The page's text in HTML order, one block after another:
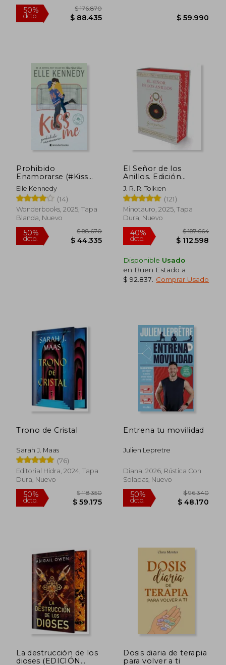
50%
dcto. $
Prohibido
Enamorarse (#Kiss
me 1)
Elle Kennedy
(14)
Wonderbooks, 2025, Tapa
Blanda, Nuevo
50%
dcto. $ 44.335
El Señor de los
Anillos. Edición
Ilustrada por el Autor
J. R. R. Tolkien
(121)
Minotauro, 2025, Tapa
Dura, Nuevo
40%
dcto.
Disponible Usado
en Buen Estado a
$ 92.837
Comprar Usado
Trono de Cristal
Sarah J. Maas
(76)
Editorial Hidra, 2024, Tapa
Dura, Nuevo
Entrena tu movilidad
Julien Lepretre
Diana, 2026, Rústica Con
Solapas, Nuevo
La destrucción de los
dioses (EDICIÓN
Dosis diaria de terapia
para volver a ti